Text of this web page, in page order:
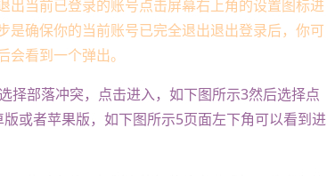
当前已登录的账号点击屏幕右上角的设置图标进
确保你的当前账号已完全退出退出登录后，你可
看到一个弹出。
择部落冲突，点击进入，如下图所示3然后选择点
或者苹果版，如下图所示5页面左下角可以看到进